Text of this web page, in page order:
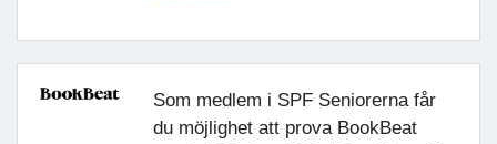
Som medlem i SPF Seniorerna får
du möjlighet att prova BookBeat